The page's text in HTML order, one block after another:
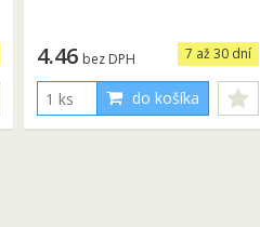
7 až 30 dní
4.46 bez DPH
do košíka